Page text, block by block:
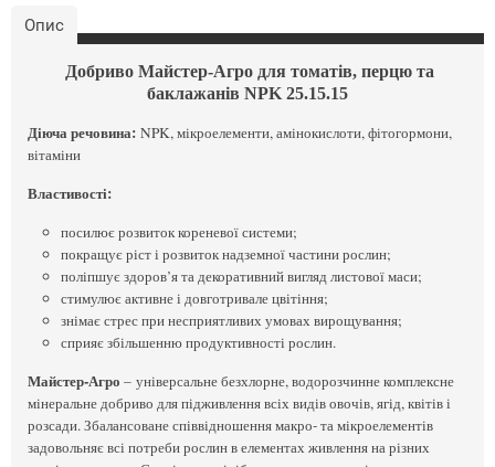
Опис
Добриво Майстер-Агро для томатів, перцю та
баклажанів NPK 25.15.15
Діюча речовина: NPK, мікроелементи, амінокислоти, фітогормони,
вітаміни
Властивості:
посилює розвиток кореневої системи;
покращує ріст і розвиток надземної частини рослин;
поліпшує здоров’я та декоративний вигляд листової маси;
стимулює активне і довготривале цвітіння;
знімає стрес при несприятливих умовах вирощування;
сприяє збільшенню продуктивності рослин.
Майстер-Агро – універсальне безхлорне, водорозчинне комплексне
мінеральне добриво для підживлення всіх видів овочів, ягід, квітів і
розсади. Збалансоване співвідношення макро- та мікроелементів
задовольняє всі потреби рослин в елементах живлення на різних